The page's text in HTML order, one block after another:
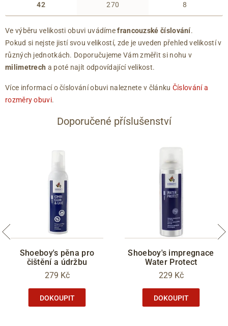
42 270 8
Ve výběru velikosti obuvi uvádímefrancouzské číslování.
Pokud si nejste jistí svou velikostí, zde je uveden přehled velikostí v
různých jednotkách. Doporučujeme Vám změřit si nohu v
milimetrech a poté najít odpovídající velikost.
Více informací o číslování obuvi naleznete v článku Číslování a
rozměry obuvi.
Doporučené příslušenství
Shoeboy's pěna pro
čištění a údržbu
279 Kč
DOKOUPIT
Shoeboy's impregnace
Water Protect
229 Kč
DOKOUPIT